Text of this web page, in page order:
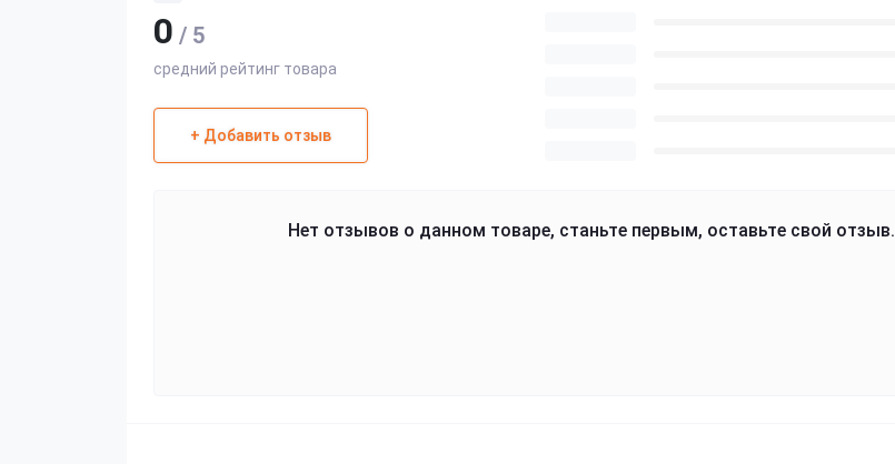
0 / 5
средний рейтинг товара
+ Добавить отзыв
Нет отзывов о данном товаре, станьте первым, оставьте свой отзыв.